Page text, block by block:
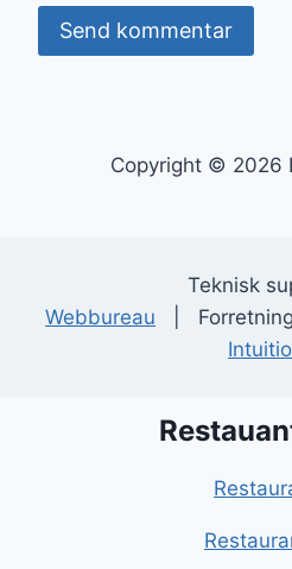
Copyright © 2026
Teknisk
Webbureau |